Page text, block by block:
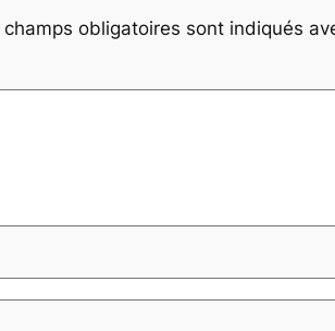
champs obligatoires sont indiqués